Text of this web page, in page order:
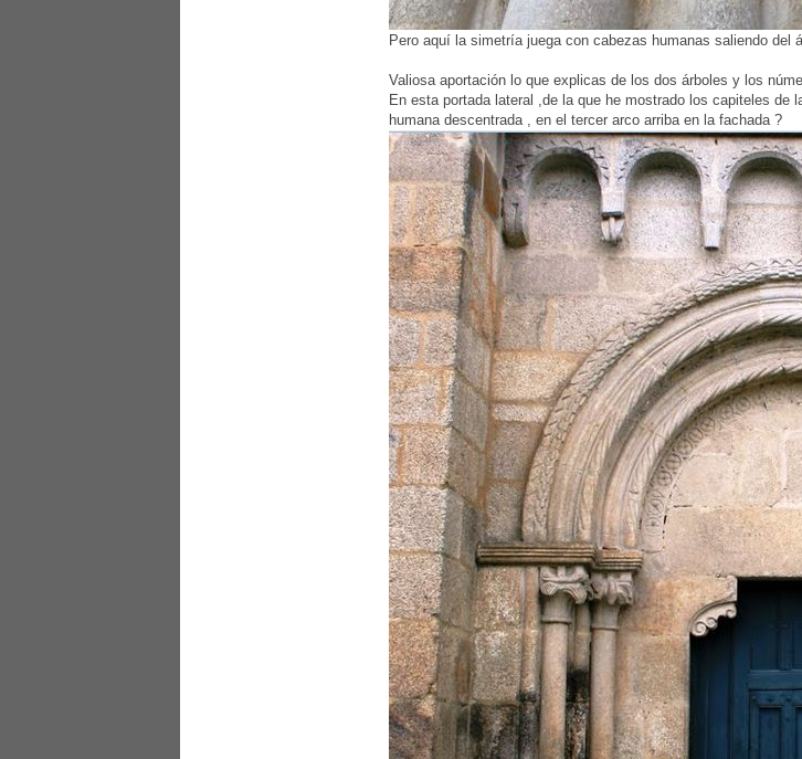
Pero aquí la simetría juega con cabezas humanas saliendo
Valiosa aportación lo que explicas de los dos árboles y los
En esta portada lateral ,de la que he mostrado los capiteles
humana descentrada , en el tercer arco arriba en la fachada ?